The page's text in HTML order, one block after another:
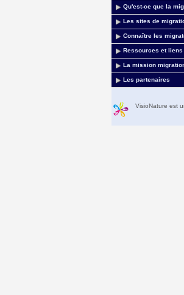
Qu'est-ce que la
Les sites de
Connaître les
Ressources et liens
La mission
Les partenaires
VisioNature est